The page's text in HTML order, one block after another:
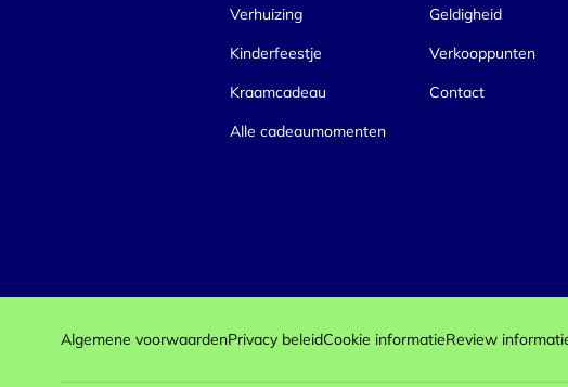
Verhuizing
Kinderfeestje
Kraamcadeau
Alle cadeaumomenten
Geldigheid
Verkooppunten
Contact
Algemene voorwaardenPrivacy beleidCookie informatieReview